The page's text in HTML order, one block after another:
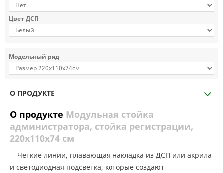
Цвет ДСП
Модельный ряд
О ПРОДУКТЕ
О продукте Модульная стойка
администратора, стойка регистрации,
220х110х74 см
Четкие линии, плавающая накладка из ДСП или акрила
и светодиодная подсветка, которые создают